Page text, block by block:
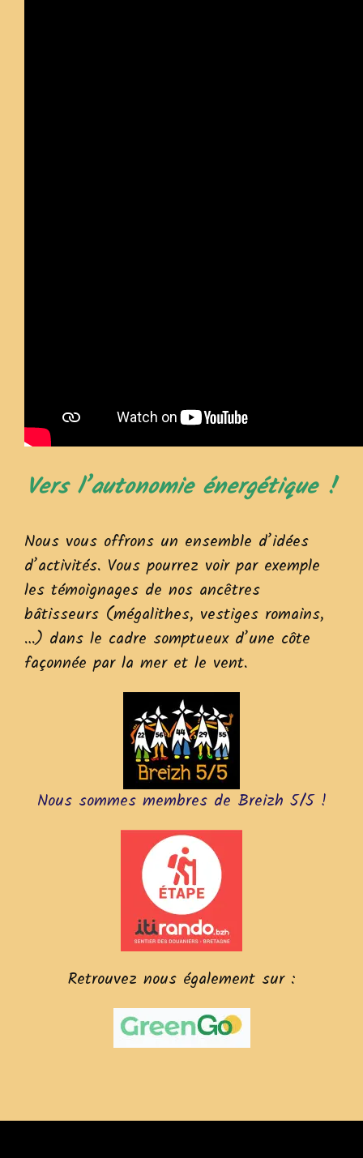
Vers l’autonomie énergétique !
Nous vous offrons un ensemble d’idées
d’activités. Vous pourrez voir par exemple
les témoignages de nos ancêtres
bâtisseurs (mégalithes, vestiges romains,
…) dans le cadre somptueux d’une côte
façonnée par la mer et le vent.
Nous sommes membres de Breizh 5/5 !
Retrouvez nous également sur :